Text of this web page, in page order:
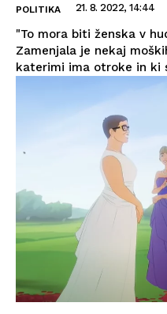
POLITIKA 21. 8. 2022, 14:44
"To mora biti ženska v
Zamenjala je nekaj
katerimi ima otroke in ki